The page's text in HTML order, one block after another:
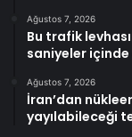
Ağustos 7, 2026
Bu trafik
saniyeler
Ağustos 7, 2026
İran’dan
yayılabileceği